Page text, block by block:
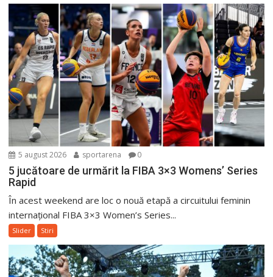
5 august 2026 sportarena 0
5 jucătoare de urmărit la FIBA 3×3 Womens’ Series
Rapid
În acest weekend are loc o nouă etapă a circuitului feminin
internațional FIBA 3×3 Women’s Series...
Slider Stiri